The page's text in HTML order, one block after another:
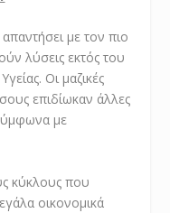
με τον πιο
λύσεις εκτός του
Οι μαζικές
επιδίωκαν άλλες
με
κύκλους που
οικονομικά